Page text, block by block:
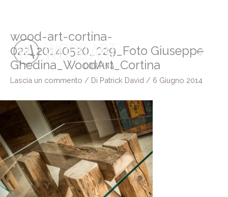
wood-art-cortina-
022_20140520_029_Foto Giuseppe
Ghedina_WoodArt_Cortina
Lascia un commento / Di Patrick David / 6 Giugno 2014